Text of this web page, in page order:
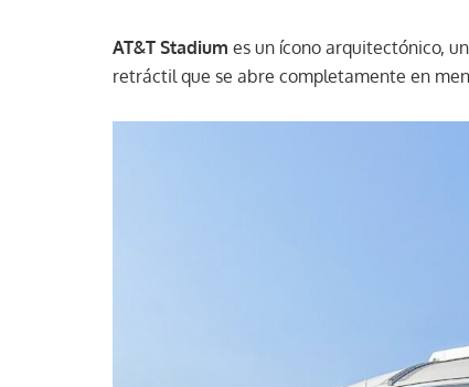
AT&T Stadium es un ícono arquitectónico,
retráctil que se abre completamente en